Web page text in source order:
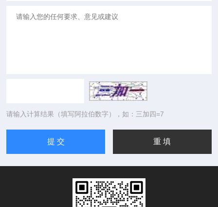
请输入计算结果（填写阿拉伯数字），如：三加四=7